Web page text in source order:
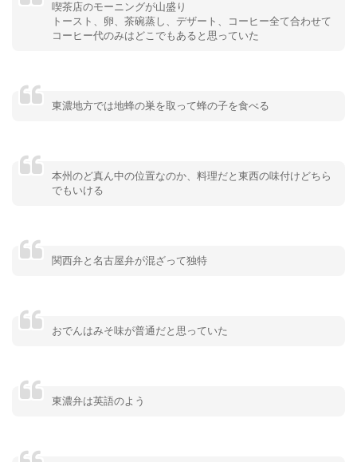
喫茶店のモーニングが山盛り
トースト、卵、茶碗蒸し、デザート、コーヒー全て合わせて
コーヒー代のみはどこでもあると思っていた
東濃地方では地蜂の巣を取って蜂の子を食べる
本州のど真ん中の位置なのか、料理だと東西の味付けどちら
でもいける
関西弁と名古屋弁が混ざって独特
おでんはみそ味が普通だと思っていた
東濃弁は英語のよう